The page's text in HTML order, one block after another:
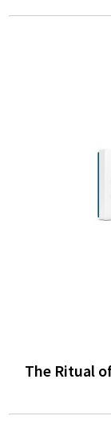
The Ritual